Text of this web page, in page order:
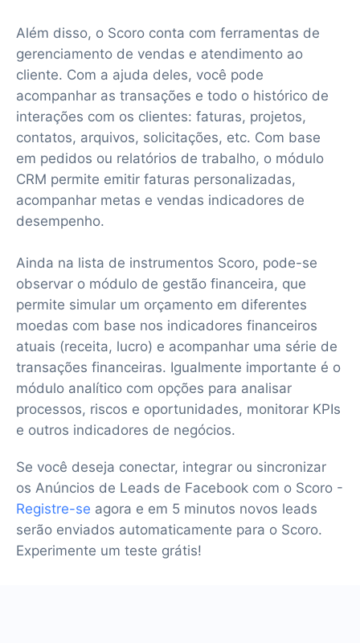
Além disso, o Scoro conta com ferramentas de
gerenciamento de vendas e atendimento ao
cliente. Com a ajuda deles, você pode
acompanhar as transações e todo o histórico de
interações com os clientes: faturas, projetos,
contatos, arquivos, solicitações, etc. Com base
em pedidos ou relatórios de trabalho, o módulo
CRM permite emitir faturas personalizadas,
acompanhar metas e vendas indicadores de
desempenho.
Ainda na lista de instrumentos Scoro, pode-se
observar o módulo de gestão financeira, que
permite simular um orçamento em diferentes
moedas com base nos indicadores financeiros
atuais (receita, lucro) e acompanhar uma série de
transações financeiras. Igualmente importante é o
módulo analítico com opções para analisar
processos, riscos e oportunidades, monitorar KPIs
e outros indicadores de negócios.
Se você deseja conectar, integrar ou sincronizar
os Anúncios de Leads de Facebook com o Scoro -
Registre-se agora e em 5 minutos novos leads
serão enviados automaticamente para o Scoro.
Experimente um teste grátis!